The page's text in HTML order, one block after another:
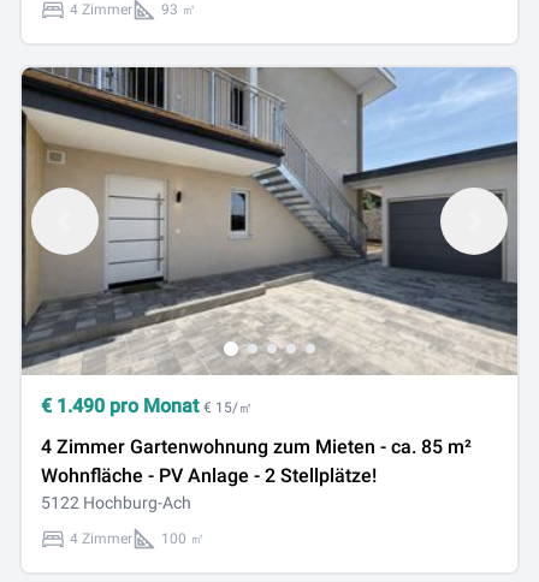
4 Zimmer 93 ㎡
€ 1.490 pro Monat € 15/㎡
4 Zimmer Gartenwohnung zum Mieten - ca. 85 m²
Wohnfläche - PV Anlage - 2 Stellplätze!
5122 Hochburg-Ach
4 Zimmer 100 ㎡